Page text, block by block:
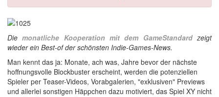
Diemonatliche Kooperation mit dem GameStandard zeigt
wieder ein Best-of der schönsten Indie-Games-News.
Man kennt das ja: Monate, ach was, Jahre bevor der nächste
hoffnungsvolle Blockbuster erscheint, werden die potenziellen
Spieler per Teaser-Videos, Vorabgalerien, "exklusiven" Previews
und allerlei sonstigen Häppchen dazu motiviert, das Spiel XY nicht